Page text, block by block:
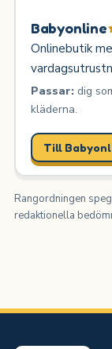
Babyonline
Onlinebutik
Passar:dig
kläderna.
Till
Rangordningen
redaktionella